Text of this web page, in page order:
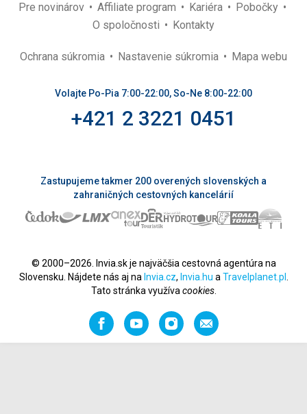
Pre novinárov Affiliate program Kariéra
Pobočky
O spoločnosti
Kontakty
Ochrana súkromia Nastavenie súkromia Mapa webu
Volajte Po-Pia 7:00-22:00, So-Ne 8:00-22:00
+421 2 3221 0451
Zastupujeme takmer 200 overených slovenských a
zahraničných cestovných kancelárií
© 2000–2026. Invia.sk je najväčšia cestovná agentúra na
Slovensku. Nájdete nás aj na Invia.cz, Invia.hu a Travelplanet.pl
Tato stránka využíva cookies.
FacebookYouTubeInstagramOdporučiť